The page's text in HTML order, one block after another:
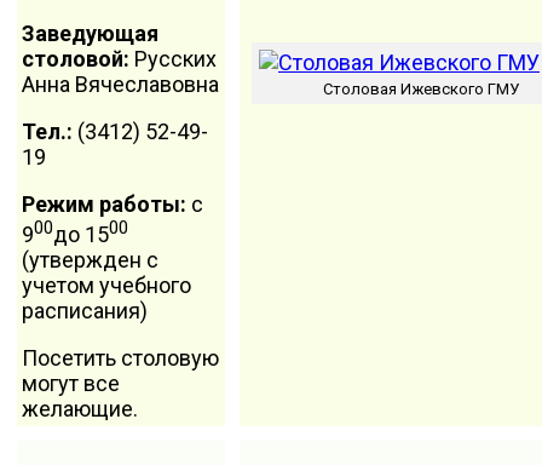
Заведующая
столовой: Русских
Анна Вячеславовна
Тел.: (3412) 52-49-
19
Режим работы: с
900до 1500
(утвержден с
учетом учебного
расписания)
Посетить столовую
могут все
желающие.
Столовая Ижевского ГМУ